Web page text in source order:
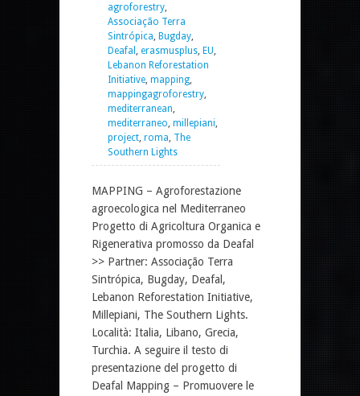
agroforestry,
Associação Terra
Sintrópica, Bugday,
Deafal , erasmusplus, EU,
Lebanon Reforestation
Initiative, mapping,
mappingagroforestry,
mediterranean,
mediterraneo, millepiani,
project, roma, The
Southern Lights
MAPPING – Agroforestazione
agroecologica nel Mediterraneo
Progetto di Agricoltura Organica e
Rigenerativa promosso da Deafal
>> Partner: Associação Terra
Sintrópica, Bugday, Deafal,
Lebanon Reforestation Initiative,
Millepiani, The Southern Lights.
Località: Italia, Libano, Grecia,
Turchia. A seguire il testo di
presentazione del progetto di
Deafal Mapping – Promuovere le